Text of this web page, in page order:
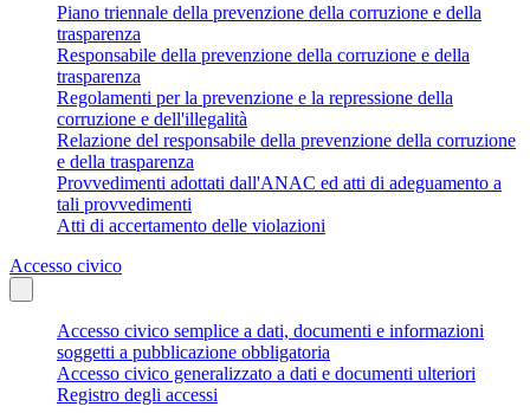
Piano triennale della prevenzione della corruzione e della
trasparenza
Responsabile della prevenzione della corruzione e della
trasparenza
Regolamenti per la prevenzione e la repressione della
corruzione e dell'illegalità
Relazione del responsabile della prevenzione della corruzione
e della trasparenza
Provvedimenti adottati dall'ANAC ed atti di adeguamento a
tali provvedimenti
Atti di accertamento delle violazioni
Accesso civico
Accesso civico semplice a dati, documenti e informazioni
soggetti a pubblicazione obbligatoria
Accesso civico generalizzato a dati e documenti ulteriori
Registro degli accessi